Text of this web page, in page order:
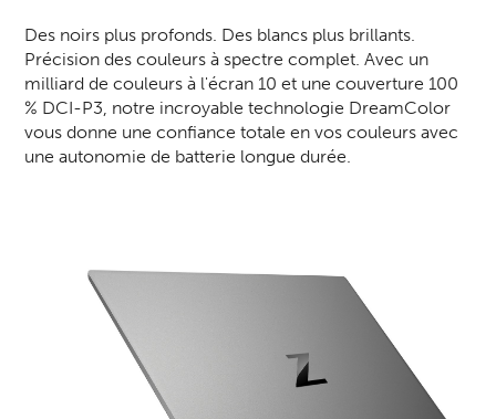
Des noirs plus profonds. Des blancs plus brillants.
Précision des couleurs à spectre complet. Avec un
milliard de couleurs à l'écran 10 et une couverture 100
% DCI-P3, notre incroyable technologie DreamColor
vous donne une confiance totale en vos couleurs avec
une autonomie de batterie longue durée.